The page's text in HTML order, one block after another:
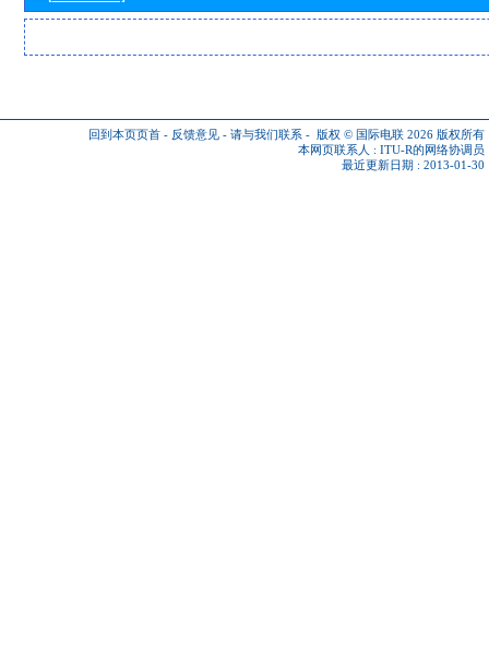
回到本页页首 - 反馈意见 - 请与我们联系 - 版权 © 国际电联 2026 版权所有
本网页联系人 : ITU-R的网络协调员
最近更新日期 : 2013-01-30